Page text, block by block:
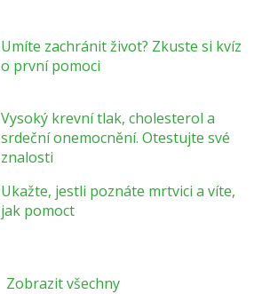
Umíte zachránit život? Zkuste si kvíz
o první pomoci
Vysoký krevní tlak, cholesterol a
srdeční onemocnění. Otestujte své
znalosti
Ukažte, jestli poznáte mrtvici a víte,
jak pomoct
Zobrazit všechny